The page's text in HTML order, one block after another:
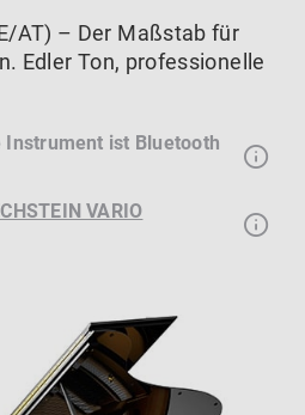
AT) – Der Maßstab für
Edler Ton, professionelle
Instrument ist Bluetooth
VARIO